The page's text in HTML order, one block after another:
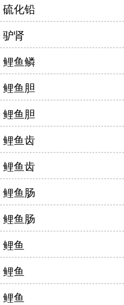
硫化铅
驴肾
鲤鱼鳞
鲤鱼胆
鲤鱼胆
鲤鱼齿
鲤鱼齿
鲤鱼肠
鲤鱼肠
鲤鱼
鲤鱼
鲤鱼